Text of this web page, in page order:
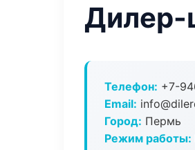
Дилер-
Телефон: +7-
Email:
Город: Пермь
Режим работы: